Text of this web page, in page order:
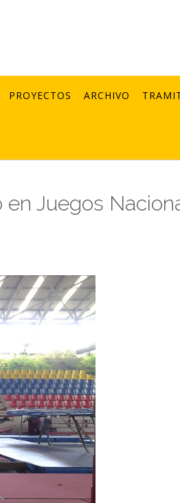
PROYECTOS ARCHIVO
Juegos